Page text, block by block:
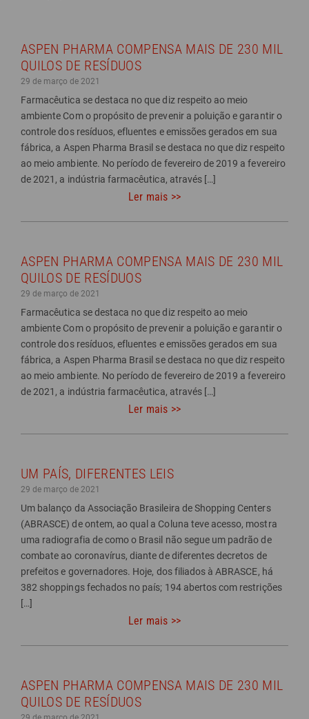
ASPEN PHARMA COMPENSA MAIS DE 230 MIL
QUILOS DE RESÍDUOS
29 de março de 2021
Farmacêutica se destaca no que diz respeito ao meio
ambiente Com o propósito de prevenir a poluição e garantir o
controle dos resíduos, efluentes e emissões gerados em sua
fábrica, a Aspen Pharma Brasil se destaca no que diz respeito
ao meio ambiente. No período de fevereiro de 2019 a fevereiro
de 2021, a indústria farmacêutica, através […]
Ler mais >>
ASPEN PHARMA COMPENSA MAIS DE 230 MIL
QUILOS DE RESÍDUOS
29 de março de 2021
Farmacêutica se destaca no que diz respeito ao meio
ambiente Com o propósito de prevenir a poluição e garantir o
controle dos resíduos, efluentes e emissões gerados em sua
fábrica, a Aspen Pharma Brasil se destaca no que diz respeito
ao meio ambiente. No período de fevereiro de 2019 a fevereiro
de 2021, a indústria farmacêutica, através […]
Ler mais >>
UM PAÍS, DIFERENTES LEIS
29 de março de 2021
Um balanço da Associação Brasileira de Shopping Centers
(ABRASCE) de ontem, ao qual a Coluna teve acesso, mostra
uma radiografia de como o Brasil não segue um padrão de
combate ao coronavírus, diante de diferentes decretos de
prefeitos e governadores. Hoje, dos filiados à ABRASCE, há
382 shoppings fechados no país; 194 abertos com restrições
[…]
Ler mais >>
ASPEN PHARMA COMPENSA MAIS DE 230 MIL
QUILOS DE RESÍDUOS